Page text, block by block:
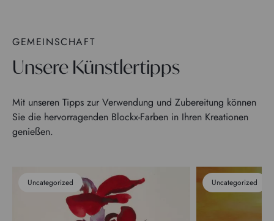
GEMEINSCHAFT
Unsere Künstlertipps
Mit unseren Tipps zur Verwendung und Zubereitung können
Sie die hervorragenden Blockx-Farben in Ihren Kreationen
genießen.
Uncategorized Uncategorized